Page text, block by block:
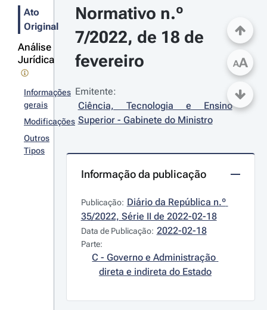
Ato
Original
Análise
Jurídica
Informações
gerais
Modificações
Outros
Tipos
Normativo n.º
7/2022, de 18 de
fevereiro
Emitente:
Ciência, Tecnologia e Ensino
Superior - Gabinete do Ministro
Informação da publicação
Publicação: Diário da República n.º
35/2022, Série II de 2022-02-18
Data de Publicação: 2022-02-18
Parte:
C - Governo e Administração
direta e indireta do Estado
AA